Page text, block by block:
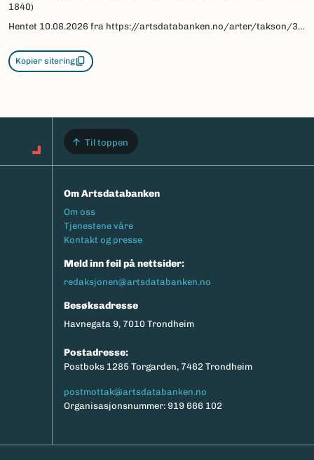
1840)
Hentet 10.08.2026 fra https://artsdatabanken.no/arter/takson/32872/beskrivelse
Kopier sitering
Til toppen
Om Artsdatabanken
Footermeny
Om oss
Tjenestene våre
Kontakt og presse
Meld inn feil på nettsider:
redaksjonen@artsdatabanken.no
Besøksadresse
Havnegata 9, 7010 Trondheim
Postadresse:
Postboks 1285 Torgarden, 7462 Trondheim
postmottak@artsdatabanken.no
Organisasjonsnummer: 919 666 102